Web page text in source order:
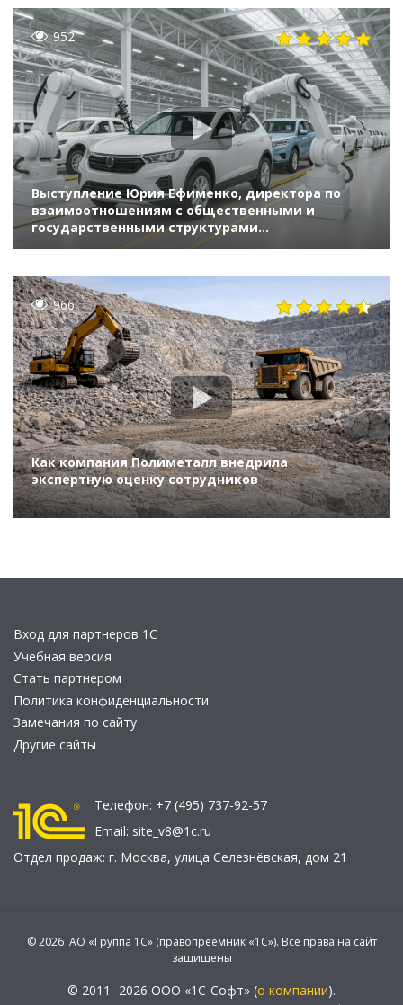
952
Выступление Юрия Ефименко, директора по
взаимоотношениям с общественными и
государственными структурами
цифровой форсаж» (ИННОПРОМ 2022)
966
Как компания Полиметалл внедрила
экспертную оценку сотрудников
Вход для партнеров 1С
Учебная версия
Стать партнером
Политика конфиденциальности
Замечания по сайту
Другие сайты
Телефон: +7 (495) 737-92-57
Email: site_v8@1c.ru
Отдел продаж: г. Москва, улица Селезнёвская, дом 21
© 2026 АО «Группа 1С» (правопреемник «1С»). Все права на сайт
защищены
© 2011- 2026 ООО «1С-Софт» (о компании).